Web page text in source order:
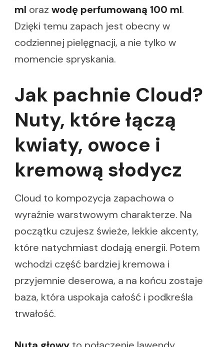
ml oraz wodę perfumowaną 100 ml.
Dzięki temu zapach jest obecny w
codziennej pielęgnacji, a nie tylko w
momencie spryskania.
Jak pachnie Cloud?
Nuty, które łączą
kwiaty, owoce i
kremową słodycz
Cloud to kompozycja zapachowa o
wyraźnie warstwowym charakterze. Na
początku czujesz świeże, lekkie akcenty,
które natychmiast dodają energii. Potem
wchodzi część bardziej kremowa i
przyjemnie deserowa, a na końcu zostaje
baza, która uspokaja całość i podkreśla
trwałość.